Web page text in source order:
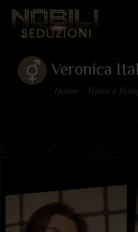
Veronica
Home Trans a